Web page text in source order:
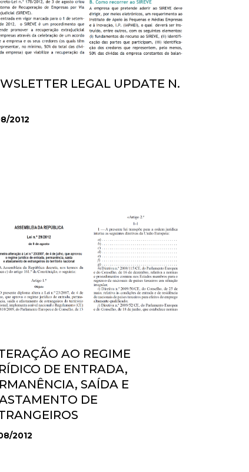
LEGAL UPDATE N.
2012
AO REGIME
DE ENTRADA,
SAÍDA E
DE
2012